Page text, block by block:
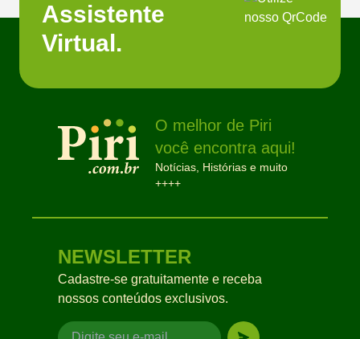
Assistente
Virtual.
O melhor de Piri
você encontra aqui!
Notícias, Histórias e muito
++++
NEWSLETTER
Cadastre-se gratuitamente e receba
nossos conteúdos exclusivos.